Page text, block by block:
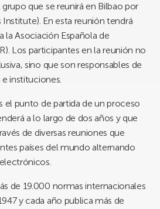
que se reunirá en Bilbao por
Institute). En esta reunión tendrá
la Asociación Española de
Los participantes en la reunión no
sino que son responsables de
instituciones.
el punto de partida de un proceso
a lo largo de dos años y que
de diversas reuniones que
países del mundo alternando
de 19.000 normas internacionales
y cada año publica más de